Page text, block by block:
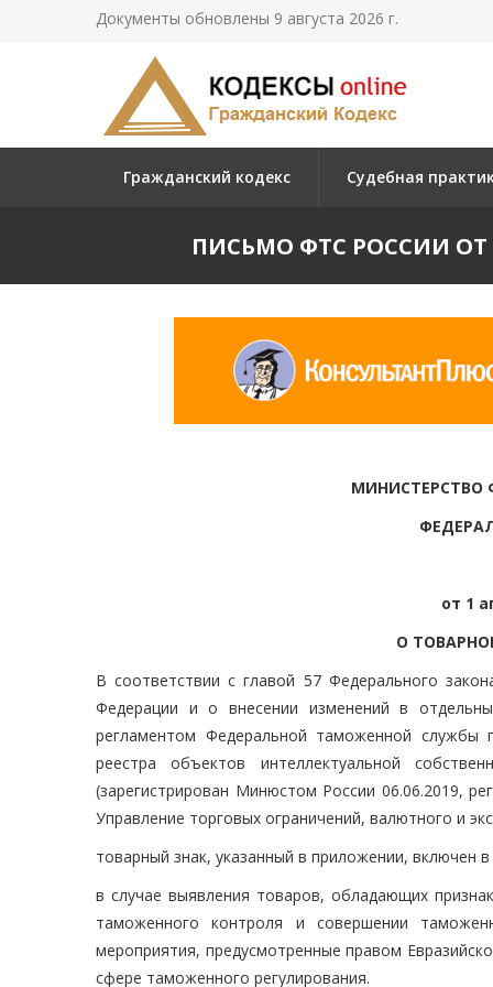
Документы обновлены 9 августа 2026 г.
Гражданский кодекс Судебная
ПИСЬМО ФТС РОССИИ ОТ
МИНИСТЕРСТВО
от 1
О
В соответствии с главой 57 Федерального
Федерации и о внесении изменений в
регламентом Федеральной таможенной службы
реестра объектов интеллектуальной
(зарегистрирован Минюстом России 06.06.2019,
Управление торговых ограничений, валютного и
товарный знак, указанный в приложении, включен
в случае выявления товаров, обладающих
таможенного контроля и совершении
мероприятия, предусмотренные правом
сфере таможенного регулирования.